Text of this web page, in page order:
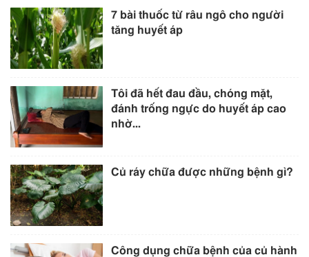
7 bài thuốc từ râu ngô cho người
tăng huyết áp
Tôi đã hết đau đầu, chóng mặt,
đánh trống ngực do huyết áp cao
nhờ...
Củ ráy chữa được những bệnh gì?
Công dụng chữa bệnh của củ hành